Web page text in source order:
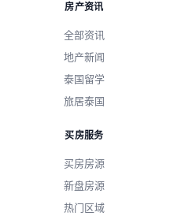
房产资讯
全部资讯
地产新闻
泰国留学
旅居泰国
买房服务
买房房源
新盘房源
热门区域